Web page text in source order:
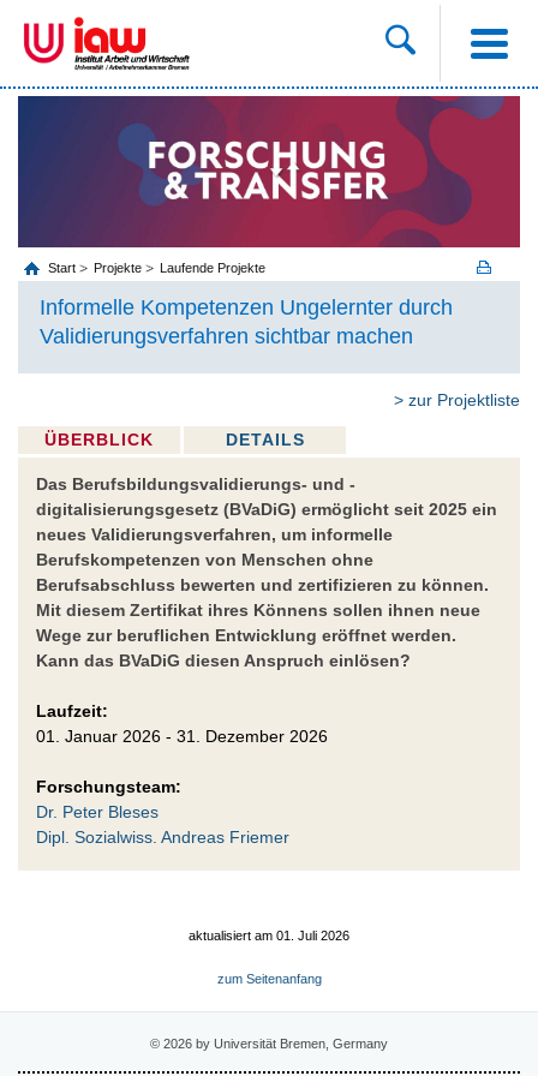
Start Projekte Laufende Projekte
Informelle Kompetenzen Ungelernter durch
Validierungsverfahren sichtbar machen
> zur Projektliste
ÜBERBLICK DETAILS
Das Berufsbildungsvalidierungs- und -
digitalisierungsgesetz (BVaDiG) ermöglicht seit 2025 ein
neues Validierungsverfahren, um informelle
Berufskompetenzen von Menschen ohne
Berufsabschluss bewerten und zertifizieren zu können.
Mit diesem Zertifikat ihres Könnens sollen ihnen neue
Wege zur beruflichen Entwicklung eröffnet werden.
Kann das BVaDiG diesen Anspruch einlösen?
Laufzeit:
01. Januar 2026 - 31. Dezember 2026
Forschungsteam:
Dr. Peter Bleses
Dipl. Sozialwiss. Andreas Friemer
aktualisiert am 01. Juli 2026
zum Seitenanfang
© 2026 by Universität Bremen, Germany